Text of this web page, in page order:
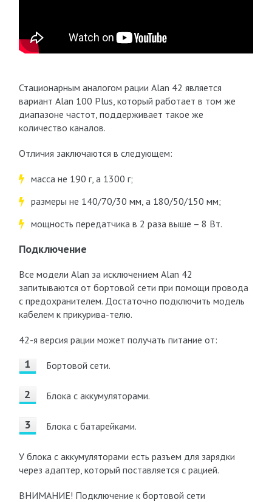
Стационарным аналогом рации Alan 42 является
вариант Alan 100 Plus, который работает в том же
диапазоне частот, поддерживает такое же
количество каналов.
Отличия заключаются в следующем:
масса не 190 г, а 1300 г;
размеры не 140/70/30 мм, а 180/50/150 мм;
мощность передатчика в 2 раза выше – 8 Вт.
Подключение
Все модели Alan за исключением Alan 42
запитываются от бортовой сети при помощи провода
с предохранителем. Достаточно подключить модель
кабелем к прикурива-телю.
42-я версия рации может получать питание от:
Бортовой сети.
Блока с аккумуляторами.
Блока с батарейками.
У блока с аккумуляторами есть разъем для зарядки
через адаптер, который поставляется с рацией.
ВНИМАНИЕ! Подключение к бортовой сети